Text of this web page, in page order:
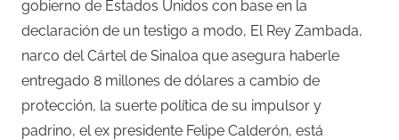
gobierno de Estados Unidos con base en la
declaración de un testigo a modo, El Rey Zambada,
narco del Cártel de Sinaloa que asegura haberle
entregado 8 millones de dólares a cambio de
protección, la suerte política de su impulsor y
padrino, el ex presidente Felipe Calderón, está